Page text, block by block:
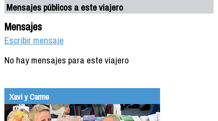
Mensajes públicos a este viajero
Mensajes
Escribir mensaje
No hay mensajes para este viajero
Xavi y Carme